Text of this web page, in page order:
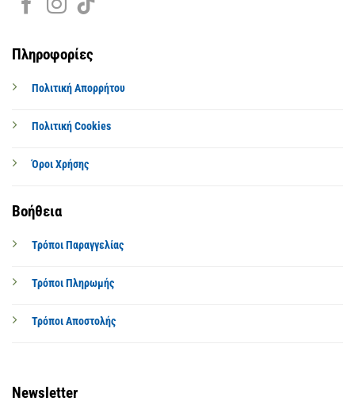
Πληροφορίες
Πολιτική Απορρήτου
Πολιτική Cookies
Όροι Χρήσης
Βοήθεια
Τρόποι Παραγγελίας
Τρόποι Πληρωμής
Τρόποι Αποστολής
Newsletter